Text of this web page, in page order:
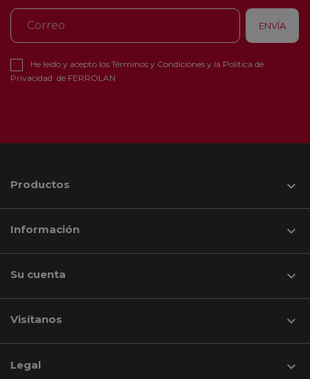
He leído y acepto los Términos y Condiciones y la Política de
Privacidad de FERROLAN
Productos 
Información 
Su cuenta 
Visítanos keyboard_arrow_down
Legal 